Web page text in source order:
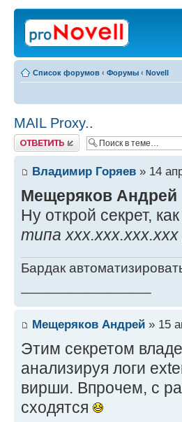
Список форумов ‹ Форумы ‹ Novell
MAIL Proxy..
Ответить
Владимир Горяев » 14
Мещеряков Андрей
Ну открой секрет,
типа
Бардак
Мещеряков Андрей » 15
Этим секретом
анализируя логи
вирши. Впрочем, с
сходятся